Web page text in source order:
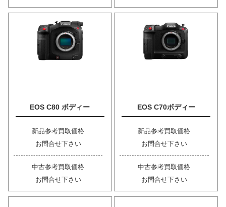
EOS C80 ボディー
新品参考買取価格
お問合せ下さい
中古参考買取価格
お問合せ下さい
EOS C70ボディー
新品参考買取価格
お問合せ下さい
中古参考買取価格
お問合せ下さい